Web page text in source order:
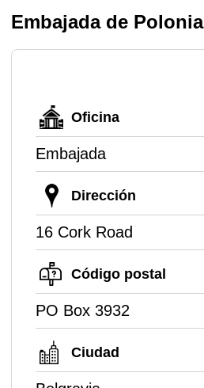
Embajada de
Oficina
Embajada
Dirección
16 Cork Road
Código postal
PO Box 3932
Ciudad